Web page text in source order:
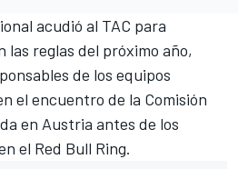
acudió al TAC para
las reglas del próximo año,
de los equipos
el encuentro de la Comisión
en Austria antes de los
el Red Bull Ring.